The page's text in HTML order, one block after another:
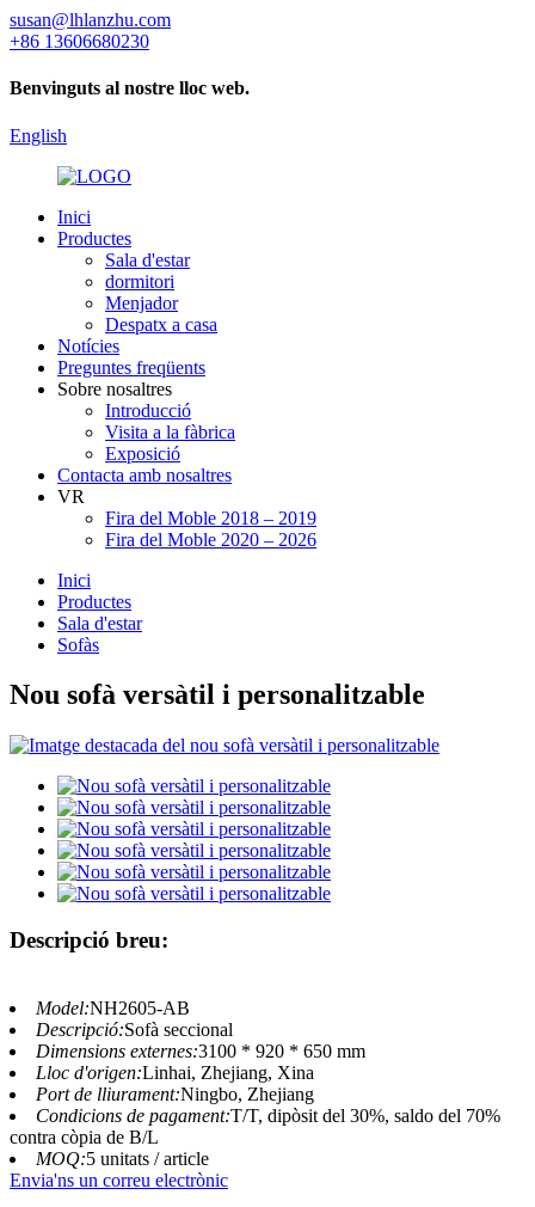
susan@lhlanzhu.com
+86 13606680230
Benvinguts al nostre lloc web.
English
Inici
Productes
Sala d'estar
dormitori
Menjador
Despatx a casa
Notícies
Preguntes freqüents
Sobre nosaltres
Introducció
Visita a la fàbrica
Exposició
Contacta amb nosaltres
VR
Fira del Moble 2018 – 2019
Fira del Moble 2020 – 2026
Inici
Productes
Sala d'estar
Sofàs
Nou sofà versàtil i personalitzable
Descripció breu:
Model:NH2605-AB
Descripció:Sofà seccional
Dimensions externes:3100 * 920 * 650 mm
Lloc d'origen:Linhai, Zhejiang, Xina
Port de lliurament:Ningbo, Zhejiang
Condicions de pagament:T/T, dipòsit del 30%, saldo del 70%
contra còpia de B/L
MOQ:5 unitats / article
Envia'ns un correu electrònic